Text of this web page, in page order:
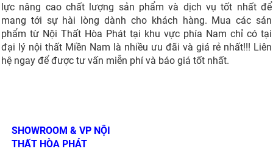
lực nâng cao chất lượng sản phẩm và dịch vụ tốt nhất để
mang tới sự hài lòng dành cho khách hàng. Mua các sản
phẩm từ Nội Thất Hòa Phát tại khu vực phía Nam chỉ có tại
đại lý nội thất Miền Nam là nhiều ưu đãi và giá rẻ nhất!!! Liên
hệ ngay để được tư vấn miễn phí và báo giá tốt nhất.
SHOWROOM & VP NỘI
THẤT HÒA PHÁT